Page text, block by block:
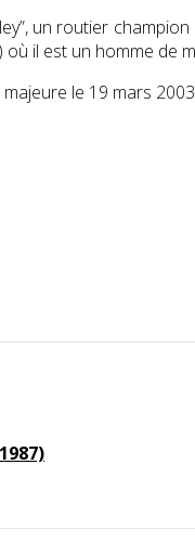
un routier
il est un homme de
le 19 mars 2003